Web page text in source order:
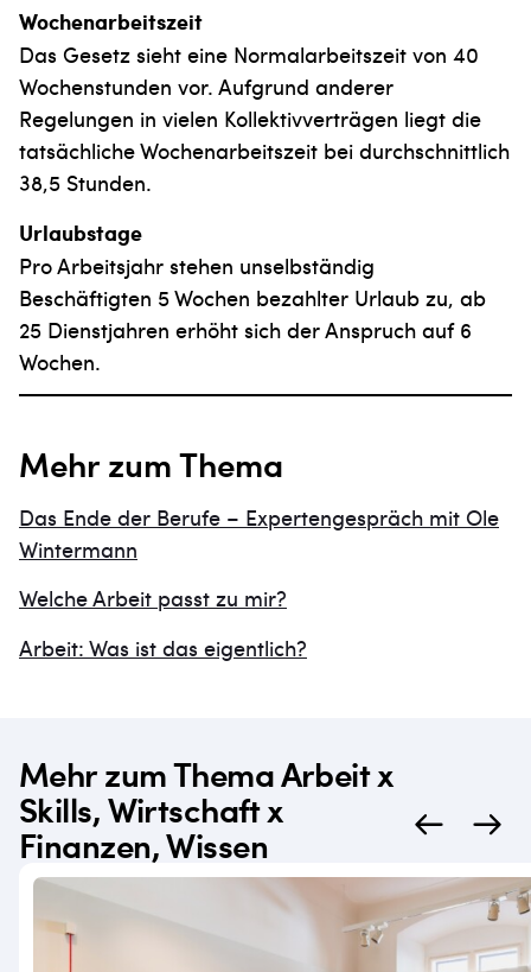
Wochenarbeitszeit
Das Gesetz sieht eine Normalarbeitszeit von 40
Wochenstunden vor. Aufgrund anderer
Regelungen in vielen Kollektivverträgen liegt die
tatsächliche Wochenarbeitszeit bei durchschnittlich
38,5 Stunden.
Urlaubstage
Pro Arbeitsjahr stehen unselbständig
Beschäftigten 5 Wochen bezahlter Urlaub zu, ab
25 Dienstjahren erhöht sich der Anspruch auf 6
Wochen.
Mehr zum Thema
Das Ende der Berufe – Expertengespräch mit Ole
Wintermann
Welche Arbeit passt zu mir?
Arbeit: Was ist das eigentlich?
Mehr zum Thema Arbeit x
Skills, Wirtschaft x
Finanzen, Wissen